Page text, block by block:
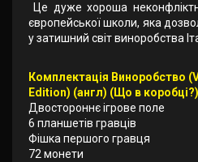
Це дуже хороша
європейської школи, яка
у затишний світ виноробства
Комплектація Виноробство
Edition) (англ) (Що в
Двостороннє ігрове поле
6 планшетів гравців
Фішка першого гравця
72 монети